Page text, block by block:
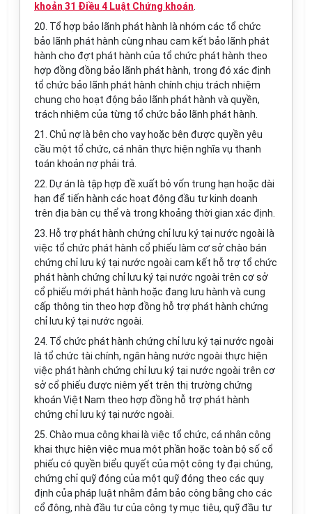
khoản 31 Điều 4 Luật Chứng khoán
20. Tổ hợp bảo lãnh phát hành là nhóm các tổ chức
bảo lãnh phát hành cùng nhau cam kết bảo lãnh phát
hành cho đợt phát hành của tổ chức phát hành theo
hợp đồng đồng bảo lãnh phát hành, trong đó xác định
tổ chức bảo lãnh phát hành chính chịu trách nhiệm
chung cho hoạt động bảo lãnh phát hành và quyền,
trách nhiệm của từng tổ chức bảo lãnh phát hành.
21. Chủ nợ là bên cho vay hoặc bên được quyền yêu
cầu một tổ chức, cá nhân thực hiện nghĩa vụ thanh
toán khoản nợ phải trả.
22. Dự án là tập hợp đề xuất bỏ vốn trung hạn hoặc dài
hạn để tiến hành các hoạt động đầu tư kinh doanh
trên địa bàn cụ thể và trong khoảng thời gian xác định.
23. Hỗ trợ phát hành chứng chỉ lưu ký tại nước ngoài là
việc tổ chức phát hành cổ phiếu làm cơ sở chào bán
chứng chỉ lưu ký tại nước ngoài cam kết hỗ trợ tổ chức
phát hành chứng chỉ lưu ký tại nước ngoài trên cơ sở
cổ phiếu mới phát hành hoặc đang lưu hành và cung
cấp thông tin theo hợp đồng hỗ trợ phát hành chứng
chỉ lưu ký tại nước ngoài.
24. Tổ chức phát hành chứng chỉ lưu ký tại nước ngoài
là tổ chức tài chính, ngân hàng nước ngoài thực hiện
việc phát hành chứng chỉ lưu ký tại nước ngoài trên cơ
sở cổ phiếu được niêm yết trên thị trường chứng
khoán Việt Nam theo hợp đồng hỗ trợ phát hành
chứng chỉ lưu ký tại nước ngoài.
25. Chào mua công khai là việc tổ chức, cá nhân công
khai thực hiện việc mua một phần hoặc toàn bộ số cổ
phiếu có quyền biểu quyết của một công ty đại chúng,
chứng chỉ quỹ đóng của một quỹ đóng theo các quy
định của pháp luật nhằm đảm bảo công bằng cho các
cổ đông, nhà đầu tư của công ty mục tiêu, quỹ đầu tư